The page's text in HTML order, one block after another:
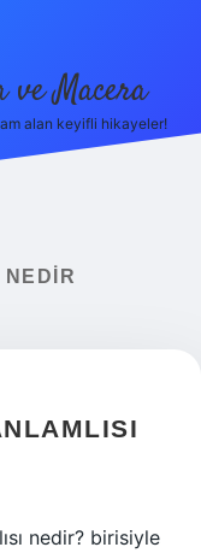
ve Macera
alan keyifli hikayeler!
nedir? birisiyle